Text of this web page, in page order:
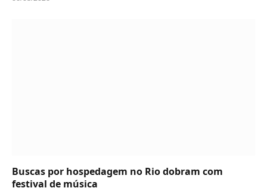
Buscas por hospedagem no Rio dobram com
festival de música